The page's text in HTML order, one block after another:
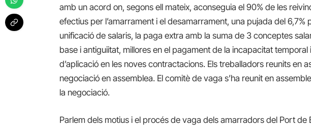
amb un acord on, segons ell mateix, aconseguia el 90% de les
efectius per l’amarrament i el desamarrament, una pujada del 6,7%
unificació de salaris, la paga extra amb la suma de 3 conceptes
base i antiguiitat, millores en el pagament de la incapacitat temporal
d’aplicació en les noves contractacions. Els treballadors reunits en
negociació en assemblea. El comitè de vaga s’ha reunit en
la negociació.
Parlem dels motius i el procés de vaga dels amarradors del Port de